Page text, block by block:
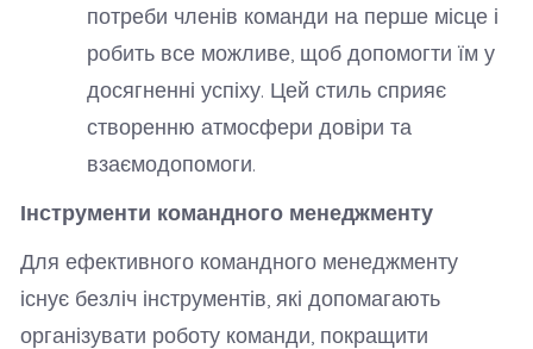
потреби членів команди на перше місце і
робить все можливе, щоб допомогти їм у
досягненні успіху. Цей стиль сприяє
створенню атмосфери довіри та
взаємодопомоги.
Інструменти командного менеджменту
Для ефективного командного менеджменту
існує безліч інструментів, які допомагають
організувати роботу команди, покращити